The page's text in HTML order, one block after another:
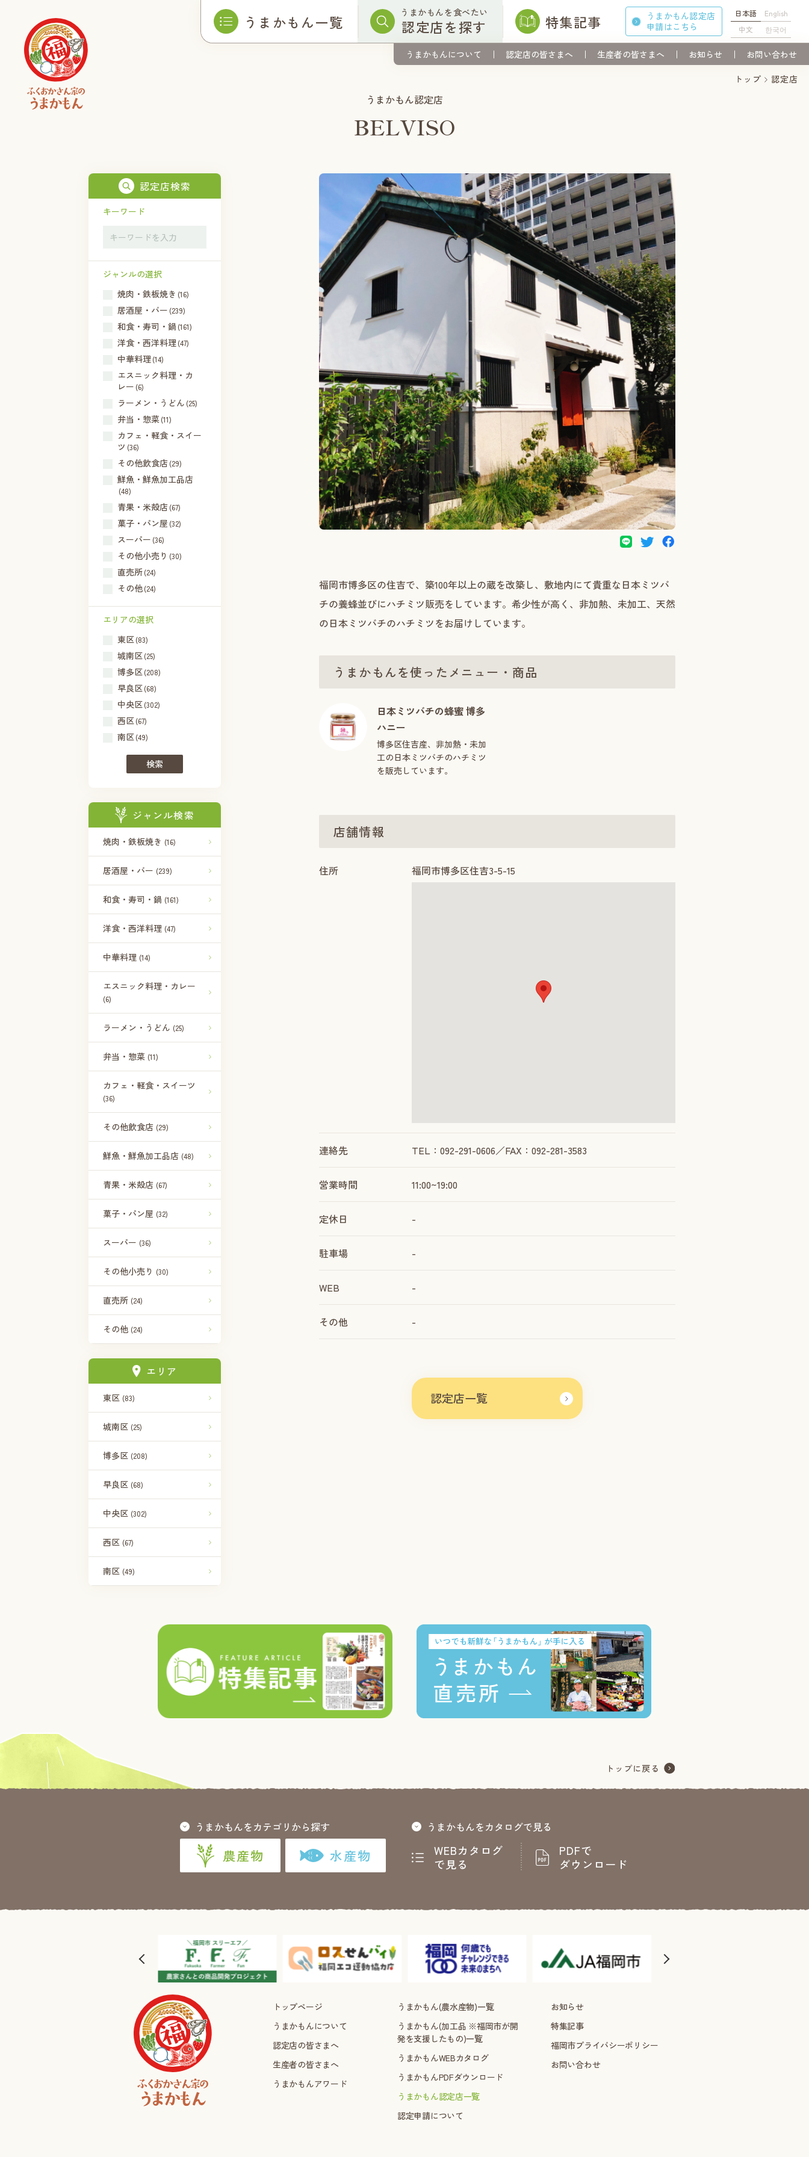
うまかもん一覧 うまかもんを食べたい
認定店を探す 特集記事
うまかもん認定店
申請はこちら
日本語
English
中文
한국어
うまかもんについて 認定店の皆さまへ 生産者の皆さまへ お知らせ お問い合わせ
トップ 認定店
うまかもん認定店
BELVISO
認定店検索
キーワード
ジャンルの選択
焼肉・鉄板焼き (16)
居酒屋・バー (239)
和食・寿司・鍋 (161)
洋食・西洋料理 (47)
中華料理 (14)
エスニック料理・カ
レー (6)
ラーメン・うどん (25)
弁当・惣菜(11)
カフェ・軽食・スイー
ツ (36)
その他飲食店(29)
鮮魚・鮮魚加工品店
(48)
青果・米殻店(67)
菓子・パン屋 (32)
スーパー (36)
その他小売り (30)
直売所(24)
その他(24)
エリアの選択
東区(83)
城南区(25)
博多区(208)
早良区(68)
中央区(302)
西区(67)
南区(49)
検索
ジャンル検索
焼肉・鉄板焼き (16)
居酒屋・バー (239)
和食・寿司・鍋 (161)
洋食・西洋料理 (47)
中華料理 (14)
エスニック料理・カレー
(6)
ラーメン・うどん (25)
弁当・惣菜 (11)
カフェ・軽食・スイーツ
(36)
その他飲食店 (29)
鮮魚・鮮魚加工品店 (48)
青果・米殻店 (67)
菓子・パン屋 (32)
スーパー (36)
その他小売り (30)
直売所 (24)
その他 (24)
エリア
東区 (83)
城南区 (25)
博多区 (208)
早良区 (68)
中央区 (302)
西区 (67)
南区 (49)
福岡市博多区の住吉で、築100年以上の蔵を改築し、敷地内にて貴重な日本ミツバ
チの養蜂並びにハチミツ販売をしています。希少性が高く、非加熱、未加工、天然
の日本ミツバチのハチミツをお届けしています。
うまかもんを使ったメニュー・商品
日本ミツバチの蜂蜜 博多
ハニー
博多区住吉産、非加熱・未加
工の日本ミツバチのハチミツ
を販売しています。
店舗情報
住所 福岡市博多区住吉3-5-15
連絡先 TEL：092-291-0606／FAX：092-281-3583
営業時間 11:00~19:00
定休日 -
駐車場 -
WEB -
その他 -
認定店一覧
うまかもんをカテゴリから探す
農産物 水産物
うまかもんをカタログで見る
WEBカタログ
で見る
PDFで
ダウンロード
トップページ
うまかもんについて
認定店の皆さまへ
生産者の皆さまへ
うまかもんアワード
うまかもん(農水産物)一覧
うまかもん(加工品 ※福岡市が開
発を支援したもの)一覧
うまかもんWEBカタログ
うまかもんPDFダウンロード
うまかもん認定店一覧
認定申請について
お知らせ
特集記事
福岡市プライバシーポリシー
お問い合わせ